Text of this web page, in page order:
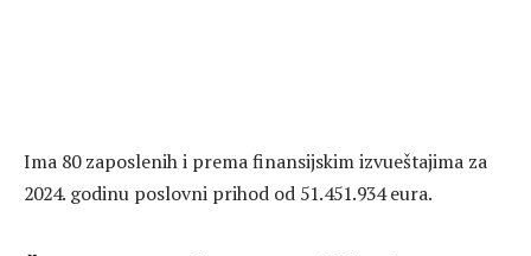
Ima 80 zaposlenih i prema finansijskim izvueštajima za
2024. godinu poslovni prihod od 51.451.934 eura.